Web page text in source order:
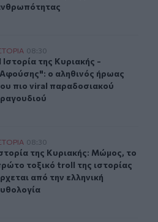
- "Αφούσης": ο αληθινός
08:30
Ιστορία της Κυριακής -
Ιστορία της Κυριακής -
ο αληθινός ήρωας
πιο viral παραδοσιακού
Μώμος, το πρώτο τοξικό troll της
08:30
της Κυριακής: Μώμος, το
της Κυριακής: Μώμος, το
τοξικό troll της ιστορίας
από την ελληνική